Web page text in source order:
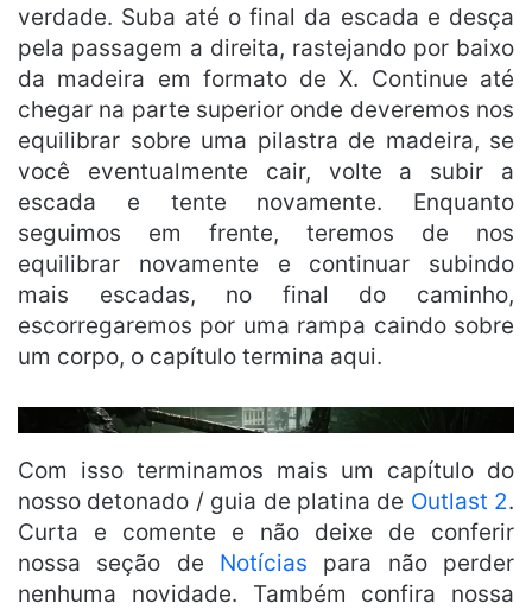
verdade. Suba até o final da escada e desça
pela passagem a direita, rastejando por baixo
da madeira em formato de X. Continue até
chegar na parte superior onde deveremos nos
equilibrar sobre uma pilastra de madeira, se
você eventualmente cair, volte a subir a
escada e tente novamente. Enquanto
seguimos em frente, teremos de nos
equilibrar novamente e continuar subindo
mais escadas, no final do caminho,
escorregaremos por uma rampa caindo sobre
um corpo, o capítulo termina aqui.
Com isso terminamos mais um capítulo do
nosso detonado / guia de platina de Outlast 2.
Curta e comente e não deixe de conferir
nossa seção de Notícias para não perder
nenhuma novidade. Também confira nossa